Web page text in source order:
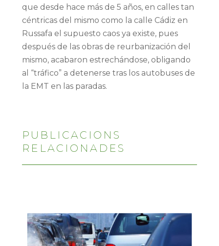
que desde hace más de 5 años, en calles tan
céntricas del mismo como la calle Cádiz en
Russafa el supuesto caos ya existe, pues
después de las obras de reurbanización del
mismo, acabaron estrechándose, obligando
al “tráfico” a detenerse tras los autobuses de
la EMT en las paradas.
PUBLICACIONS
RELACIONADES